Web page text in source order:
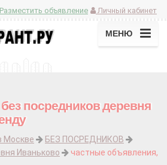
Личный кабинет
Разместить объявление
МЕНЮ
посредников деревня
Москве
БЕЗ ПОСРЕДНИКОВ
Иваньково
частные объявления,